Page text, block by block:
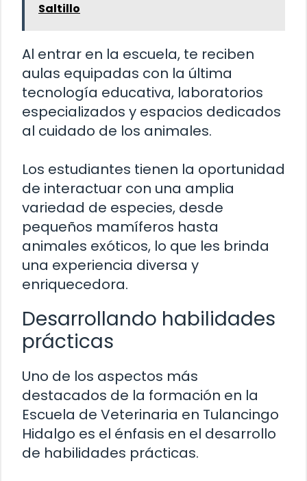
Saltillo
Al entrar en la escuela, te reciben
aulas equipadas con la última
tecnología educativa, laboratorios
especializados y espacios dedicados
al cuidado de los animales.
Los estudiantes tienen la oportunidad
de interactuar con una amplia
variedad de especies, desde
pequeños mamíferos hasta
animales exóticos, lo que les brinda
una experiencia diversa y
enriquecedora.
Desarrollando habilidades
prácticas
Uno de los aspectos más
destacados de la formación en la
Escuela de Veterinaria en Tulancingo
Hidalgo es el énfasis en el desarrollo
de habilidades prácticas.